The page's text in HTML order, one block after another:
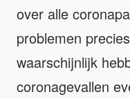
over alle
problemen
waarschijnlijk
coronagevallen